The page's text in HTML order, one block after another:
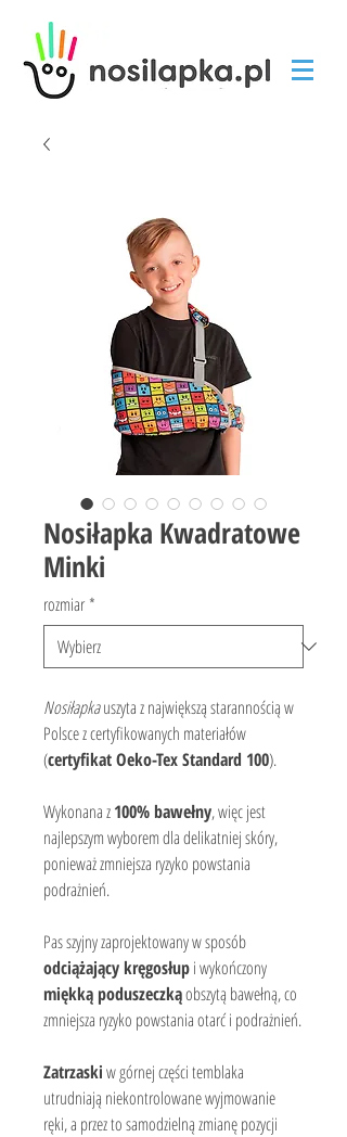
Nosiłapka Kwadratowe
Minki
rozmiar *
Nosiłapka uszyta z największą starannością w
Polsce z certyfikowanych materiałów
(certyfikat Oeko-Tex Standard 100).
Wykonana z 100% bawełny, więc jest
najlepszym wyborem dla delikatniej skóry,
ponieważ zmniejsza ryzyko powstania
podrażnień.
Pas szyjny zaprojektowany w sposób
odciążający kręgosłup i wykończony
miękką poduszeczką obszytą bawełną, co
zmniejsza ryzyko powstania otarć i podrażnień.
Zatrzaski w górnej części temblaka
utrudniają niekontrolowane wyjmowanie
ręki, a przez to samodzielną zmianę pozycji